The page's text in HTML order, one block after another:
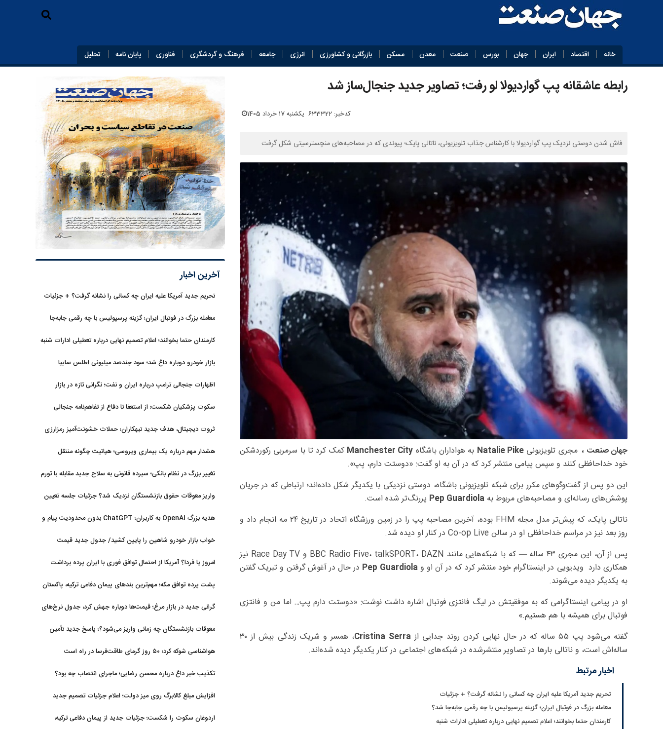
خانه اقتصاد ایران جهان بورس صنعت معدن مسکن بازرگانی و کشاورزی انرژی جامعه فرهنگ و گردشگری فناوری پایان‌ نامه تحلیل
رابطه عاشقانه پپ گواردیولا لو رفت؛ تصاویر جدید جنجال‌ساز شد
کدخبر: 633322 یکشنبه 17 خرداد 1405
فاش شدن دوستی نزدیک پپ گواردیولا با کارشناس جذاب تلویزیونی، ناتالی پایک؛ پیوندی که در مصاحبه‌های منچسترسیتی شکل گرفت
جهان صنعت ، مجری تلویزیونی Natalie Pike به هواداران باشگاه Manchester City کمک کرد تا با سرمربی رکوردشکن
خود خداحافظی کنند و سپس پیامی منتشر کرد که در آن به او گفت: «دوستت دارم، پپ».
این دو پس از گفت‌وگوهای مکرر برای شبکه تلویزیونی باشگاه، دوستی نزدیکی با یکدیگر شکل داده‌اند؛ ارتباطی که در جریان
پوشش‌های رسانه‌ای و مصاحبه‌های مربوط به Pep Guardiola پررنگ‌تر شده است.
ناتالی پایک، که پیش‌تر مدل مجله FHM بوده، آخرین مصاحبه پپ را در زمین ورزشگاه اتحاد در تاریخ ۲۴ مه انجام داد و
روز بعد نیز در مراسم خداحافظی او در سالن Co-op Live در کنار او دیده شد.
پس از آن، این مجری ۴۳ ساله — که با شبکه‌هایی مانند BBC Radio Five، talkSPORT، DAZN و Race Day TV نیز
همکاری دارد ویدیویی در اینستاگرام خود منتشر کرد که در آن او وPep Guardiola در حال در آغوش گرفتن و تبریک گفتن
به یکدیگر دیده می‌شوند.
او در پیامی اینستاگرامی که به موفقیتش در لیگ فانتزی فوتبال اشاره داشت نوشت: «دوستت دارم پپ… اما من و فانتزی
فوتبال برای همیشه با هم هستیم.»
گفته می‌شود پپ ۵۵ ساله که در حال نهایی کردن روند جدایی از
Cristina Serra
، همسر و شریک زندگی بیش از ۳۰
ساله‌اش است، و ناتالی بارها در تصاویر منتشرشده در شبکه‌های اجتماعی در کنار یکدیگر دیده شده‌اند.
اخبار مرتبط
تحریم جدید آمریکا علیه ایران چه کسانی را نشانه گرفت؟ + جزئیات
معامله بزرگ در فوتبال ایران؛ گزینه پرسپولیس با چه رقمی جابه‌جا شد؟
کارمندان حتما بخوانند؛ اعلام تصمیم نهایی درباره تعطیلی ادارات شنبه
آخرین اخبار
تحریم جدید آمریکا علیه ایران چه کسانی را نشانه گرفت؟ + جزئیات
معامله بزرگ در فوتبال ایران؛ گزینه پرسپولیس با چه رقمی جابه‌جا
کارمندان حتما بخوانند؛ اعلام تصمیم نهایی درباره تعطیلی ادارات شنبه
بازار خودرو دوباره داغ شد؛ سود چندصد میلیونی اطلس سایپا
اظهارات جنجالی ترامپ درباره ایران و نفت؛ نگرانی تازه در بازار
سکوت پزشکیان شکست؛ از استعفا تا دفاع از تفاهم‌نامه جنجالی
ثروت دیجیتال، هدف جدید تبهکاران؛ حملات خشونت‌آمیز رمزارزی
هشدار مهم درباره یک بیماری ویروسی؛ هپاتیت چگونه منتقل
تغییر بزرگ در نظام بانکی؛ سپرده قانونی به سلاح جدید مقابله با تورم
واریز معوقات حقوق بازنشستگان نزدیک شد؟ جزئیات جلسه تعیین
هدیه بزرگ OpenAI به کاربران؛ ChatGPT بدون محدودیت پیام و
خواب بازار خودرو شاهین را پایین کشید/ جدول جدید قیمت
امروز یا فردا؟ آمریکا از احتمال توافق فوری با ایران پرده برداشت
پشت پرده توافق مکه؛ مهم‌ترین بندهای پیمان دفاعی ترکیه، پاکستان
گرانی جدید در بازار مرغ؛ قیمت‌ها دوباره جهش کرد، جدول نرخ‌های
معوقات بازنشستگان چه زمانی واریز می‌شود؟؛ پاسخ جدید تأمین
هواشناسی شوکه کرد؛ ۵۰ روز گرمای طاقت‌فرسا در راه است
تکذیب خبر داغ درباره محسن رضایی؛ ماجرای انتصاب چه بود؟
افزایش مبلغ کالابرگ روی میز دولت؛ اعلام جزئیات تصمیم جدید
اردوغان سکوت را شکست؛ جزئیات جدید از پیمان دفاعی ترکیه،